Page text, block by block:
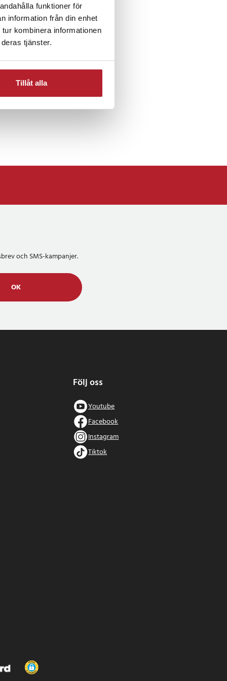
funktioner för
information från din enhet
kombinera informationen
tjänster.
Tillåt alla
3D-skrivare
och SMS-kampanjer.
OK
Följ oss
Youtube
Facebook
Instagram
Tiktok